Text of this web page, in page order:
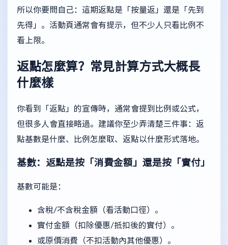
所以你要問自己：這期返點是「按量返」還是「先到
先得」。活動頁通常會有提示，但不少人只看比例不
看上限。
返點怎麼算？常見計算方式大概長
什麼樣
你看到「返點」的宣傳時，通常會提到比例或公式，
但很多人會直接略過。建議你至少弄清楚三件事：返
點基數是什麼、比例怎麼取、返點以什麼形式落地。
基數：返點是按「消費金額」還是按「實付」
基數可能是：
含稅/不含稅金額（看活動口徑）。
實付金額（扣除優惠/抵扣後的實付）。
或原價消費（不扣活動內其他優惠）。